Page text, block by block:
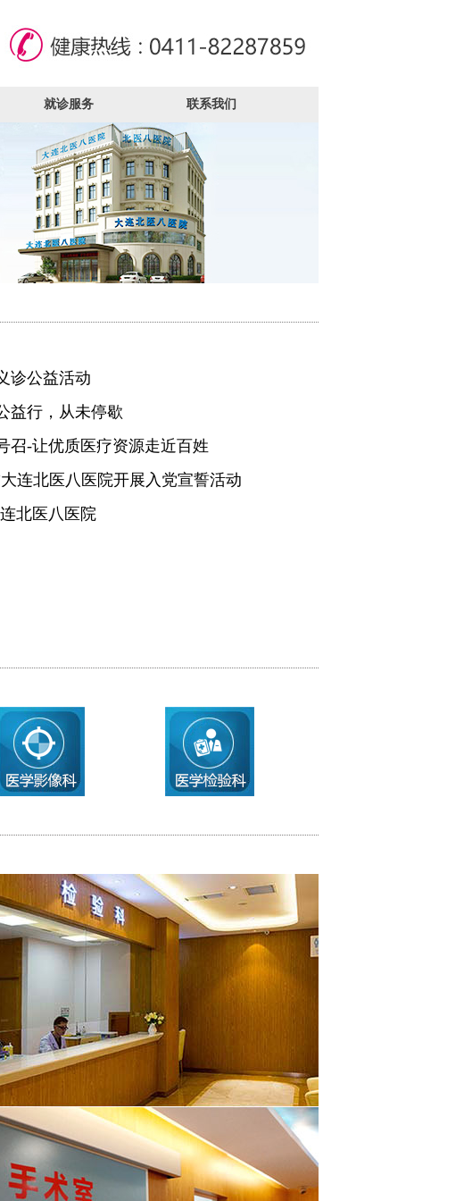
就诊服务 联系我们
诊公益活动
益行，从未停歇
召-让优质医疗资源走近百姓
连北医八医院开展入党宣誓活动
北医八医院